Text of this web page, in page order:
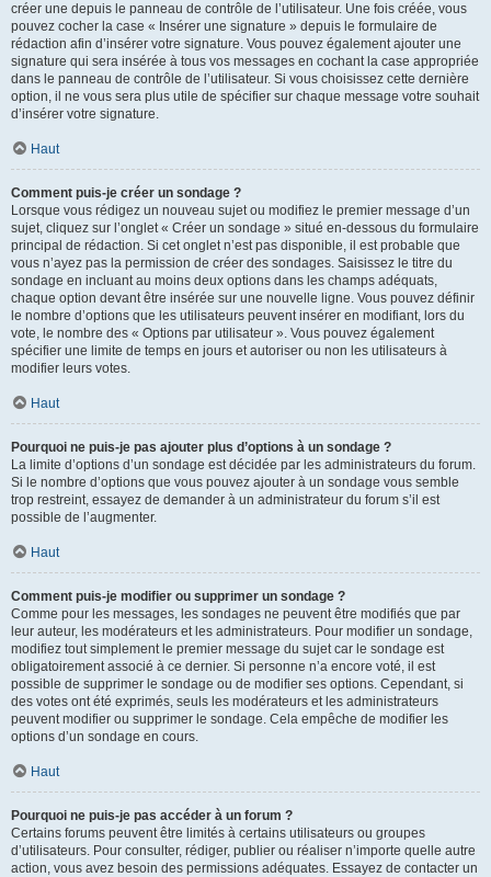
créer une depuis le panneau de contrôle de l’utilisateur. Une fois créée, vous
pouvez cocher la case « Insérer une signature » depuis le formulaire de
rédaction afin d’insérer votre signature. Vous pouvez également ajouter une
signature qui sera insérée à tous vos messages en cochant la case appropriée
dans le panneau de contrôle de l’utilisateur. Si vous choisissez cette dernière
option, il ne vous sera plus utile de spécifier sur chaque message votre souhait
d’insérer votre signature.
Haut
Comment puis-je créer un sondage ?
Lorsque vous rédigez un nouveau sujet ou modifiez le premier message d’un
sujet, cliquez sur l’onglet « Créer un sondage » situé en-dessous du formulaire
principal de rédaction. Si cet onglet n’est pas disponible, il est probable que
vous n’ayez pas la permission de créer des sondages. Saisissez le titre du
sondage en incluant au moins deux options dans les champs adéquats,
chaque option devant être insérée sur une nouvelle ligne. Vous pouvez définir
le nombre d’options que les utilisateurs peuvent insérer en modifiant, lors du
vote, le nombre des « Options par utilisateur ». Vous pouvez également
spécifier une limite de temps en jours et autoriser ou non les utilisateurs à
modifier leurs votes.
Haut
Pourquoi ne puis-je pas ajouter plus d’options à un sondage ?
La limite d’options d’un sondage est décidée par les administrateurs du forum.
Si le nombre d’options que vous pouvez ajouter à un sondage vous semble
trop restreint, essayez de demander à un administrateur du forum s’il est
possible de l’augmenter.
Haut
Comment puis-je modifier ou supprimer un sondage ?
Comme pour les messages, les sondages ne peuvent être modifiés que par
leur auteur, les modérateurs et les administrateurs. Pour modifier un sondage,
modifiez tout simplement le premier message du sujet car le sondage est
obligatoirement associé à ce dernier. Si personne n’a encore voté, il est
possible de supprimer le sondage ou de modifier ses options. Cependant, si
des votes ont été exprimés, seuls les modérateurs et les administrateurs
peuvent modifier ou supprimer le sondage. Cela empêche de modifier les
options d’un sondage en cours.
Haut
Pourquoi ne puis-je pas accéder à un forum ?
Certains forums peuvent être limités à certains utilisateurs ou groupes
d’utilisateurs. Pour consulter, rédiger, publier ou réaliser n’importe quelle autre
action, vous avez besoin des permissions adéquates. Essayez de contacter un